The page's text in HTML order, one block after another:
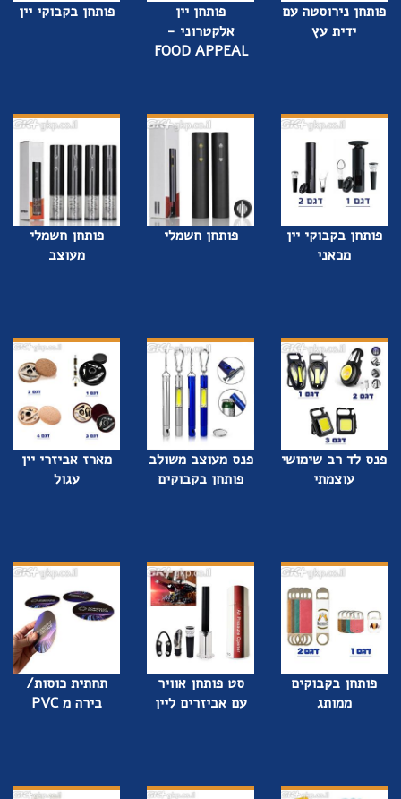
פותחן נירוסטה עם
ידית עץ
פותחן יין
אלקטרוני -
FOOD APPEAL
פותחן בקבוקי יין
פותחן בקבוקי יין
מכאני
פותחן חשמלי
פותחן חשמלי
מעוצב
פנס לד רב שימושי
עוצמתי
פנס מעוצב משולב
פותחן בקבוקים
מארז אביזרי יין
עגול
פותחן בקבוקים
ממותג
סט פותחן אוויר
עם אביזרים ליין
תחתית כוסות/
בירה מ PVC